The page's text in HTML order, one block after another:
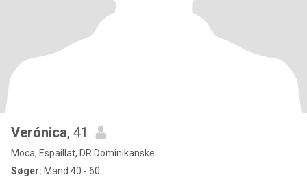
Verónica, 41
Moca, Espaillat, DR Dominikanske
Søger: Mand 40 - 60